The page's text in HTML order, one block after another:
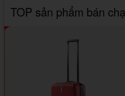
TOP sản phẩm bán